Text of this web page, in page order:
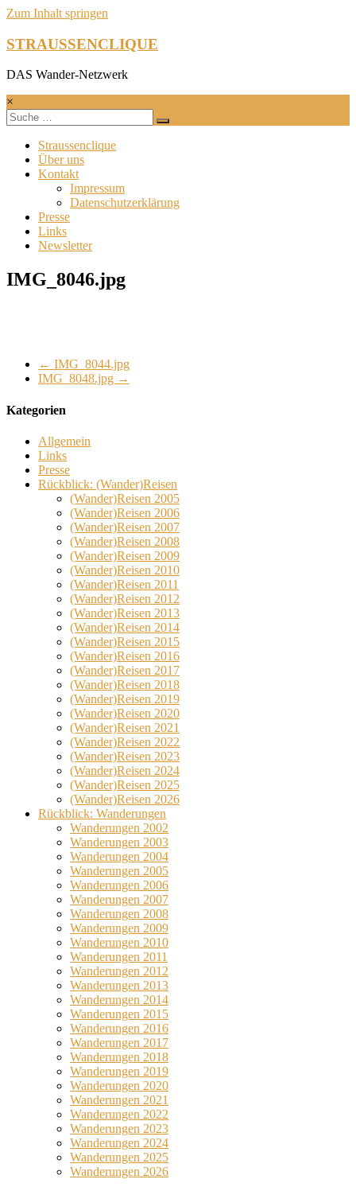
Zum Inhalt springen
STRAUSSENCLIQUE
DAS Wander-Netzwerk
×
Straussenclique
Über uns
Kontakt
Impressum
Datenschutzerklärung
Presse
Links
Newsletter
IMG_8046.jpg
← IMG_8044.jpg
IMG_8048.jpg →
Kategorien
Allgemein
Links
Presse
Rückblick: (Wander)Reisen
(Wander)Reisen 2005
(Wander)Reisen 2006
(Wander)Reisen 2007
(Wander)Reisen 2008
(Wander)Reisen 2009
(Wander)Reisen 2010
(Wander)Reisen 2011
(Wander)Reisen 2012
(Wander)Reisen 2013
(Wander)Reisen 2014
(Wander)Reisen 2015
(Wander)Reisen 2016
(Wander)Reisen 2017
(Wander)Reisen 2018
(Wander)Reisen 2019
(Wander)Reisen 2020
(Wander)Reisen 2021
(Wander)Reisen 2022
(Wander)Reisen 2023
(Wander)Reisen 2024
(Wander)Reisen 2025
(Wander)Reisen 2026
Rückblick: Wanderungen
Wanderungen 2002
Wanderungen 2003
Wanderungen 2004
Wanderungen 2005
Wanderungen 2006
Wanderungen 2007
Wanderungen 2008
Wanderungen 2009
Wanderungen 2010
Wanderungen 2011
Wanderungen 2012
Wanderungen 2013
Wanderungen 2014
Wanderungen 2015
Wanderungen 2016
Wanderungen 2017
Wanderungen 2018
Wanderungen 2019
Wanderungen 2020
Wanderungen 2021
Wanderungen 2022
Wanderungen 2023
Wanderungen 2024
Wanderungen 2025
Wanderungen 2026